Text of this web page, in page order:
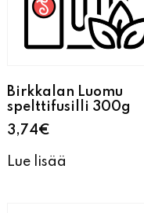
Birkkalan Luomu
spelttifusilli 300g
3,74€
Lue lisää